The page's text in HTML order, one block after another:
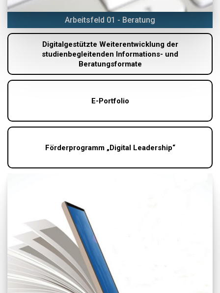
Arbeitsfeld 01 - Beratung
Digitalgestützte Weiterentwicklung der
studienbegleitenden Informations- und
Beratungsformate
E-Portfolio
Förderprogramm „Digital Leadership“